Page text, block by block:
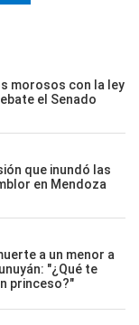
morosos con la ley
el Senado
que inundó las
en Mendoza
a un menor a
"¿Qué te
princeso?"